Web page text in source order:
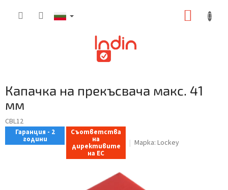
Капачка на прекъсвача макс. 41
мм
CBL12
Гаранция - 2
години
Съответства
на
директивите
на ЕС
Марка: Lockey